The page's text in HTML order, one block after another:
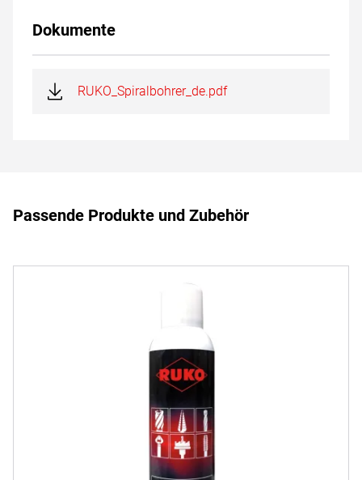
Dokumente
RUKO_Spiralbohrer_de.pdf
Passende Produkte und Zubehör